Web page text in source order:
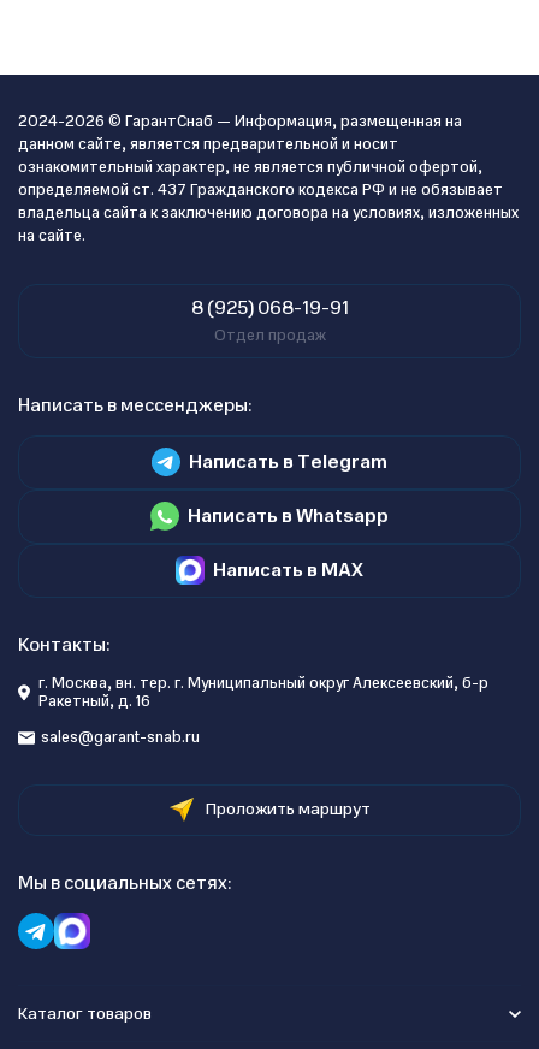
2024-2026 © ГарантСнаб — Информация, размещенная на
данном сайте, является предварительной и носит
ознакомительный характер, не является публичной офертой,
определяемой ст. 437 Гражданского кодекса РФ и не обязывает
владельца сайта к заключению договора на условиях, изложенных
на сайте.
8 (925) 068-19-91
Отдел продаж
Написать в мессенджеры:
Написать в Telegram
Написать в Whatsapp
Написать в MAX
Контакты:
г. Москва, вн. тер. г. Муниципальный округ Алексеевский, б-р
Ракетный, д. 16
sales@garant-snab.ru
Проложить маршрут
Мы в социальных сетях:
Каталог товаров